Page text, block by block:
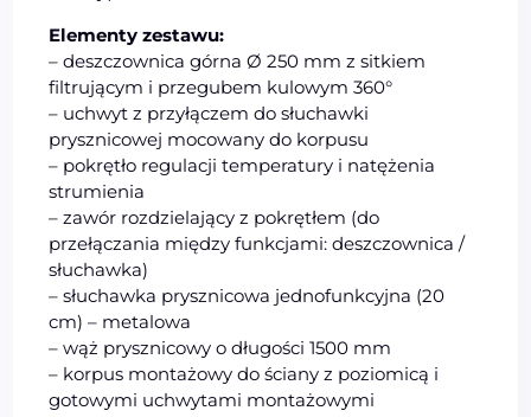
Elementy zestawu:
– deszczownica górna Ø 250 mm z sitkiem
filtrującym i przegubem kulowym 360°
– uchwyt z przyłączem do słuchawki
prysznicowej mocowany do korpusu
– pokrętło regulacji temperatury i natężenia
strumienia
– zawór rozdzielający z pokrętłem (do
przełączania między funkcjami: deszczownica /
słuchawka)
– słuchawka prysznicowa jednofunkcyjna (20
cm) – metalowa
– wąż prysznicowy o długości 1500 mm
– korpus montażowy do ściany z poziomicą i
gotowymi uchwytami montażowymi